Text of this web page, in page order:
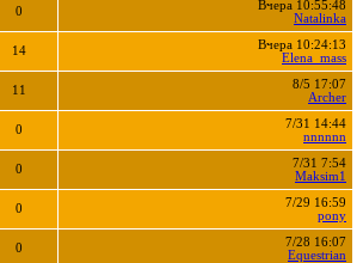
0
Вчера 10:55:48
Natalinka
14
Вчера 10:24:13
Elena_mass
11
8/5 17:07
Archer
0
7/31 14:44
nnnnnn
0
7/31 7:54
Maksim1
0
7/29 16:59
pony
0
7/28 16:07
Equestrian